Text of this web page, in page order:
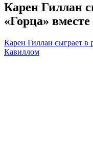
Карен Гиллан
«Горца»
Карен Гиллан сыграет в
Кавиллом